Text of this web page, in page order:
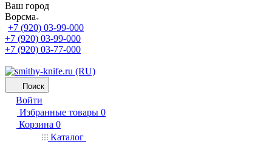
Ваш город
Ворсма
+7 (920) 03-99-000
+7 (920) 03-99-000
+7 (920) 03-77-000
Поиск
Войти
Избранные товары 0
Корзина 0
Каталог